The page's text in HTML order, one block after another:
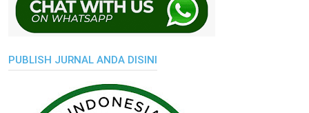
PUBLISH JURNAL ANDA DISINI